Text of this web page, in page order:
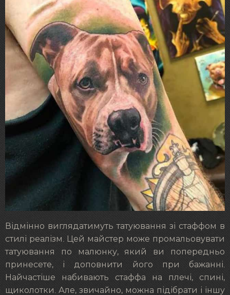
Відмінно виглядатимуть татуювання зі стаффом в
стилі реалізм. Цей майстер може промальовувати
татуювання по малюнку, який ви попередньо
принесете, і доповнити його при бажанні.
Найчастіше набивають стаффа на плечі, спині,
щиколотки. Але, звичайно, можна підібрати і іншу